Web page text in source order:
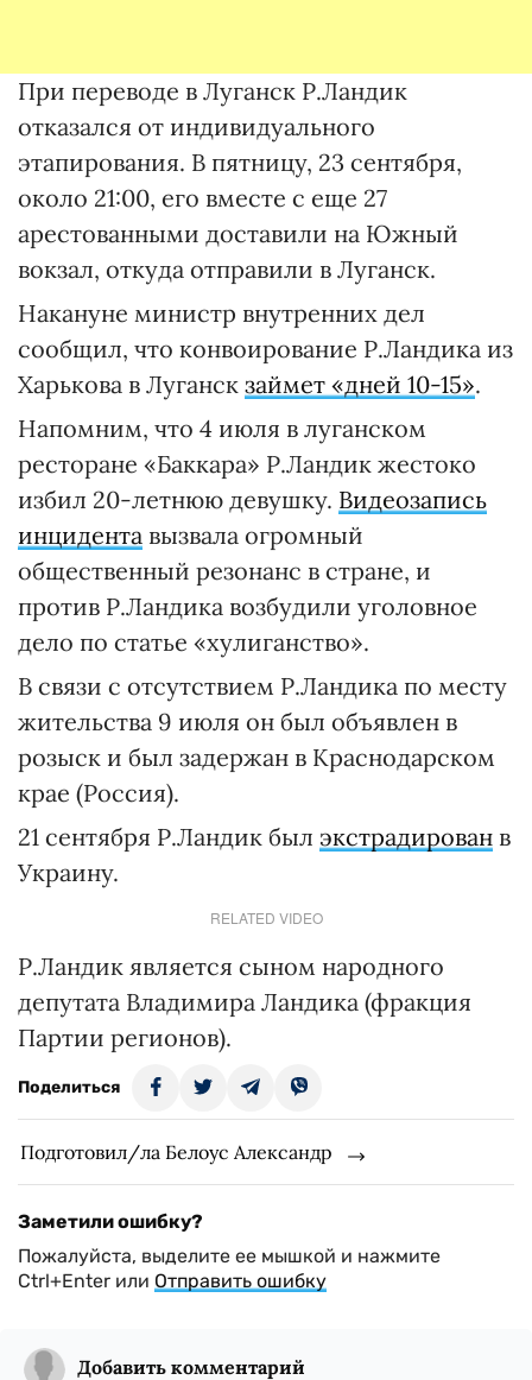
При переводе в Луганск Р.Ландик
отказался от индивидуального
этапирования. В пятницу, 23 сентября,
около 21:00, его вместе с еще 27
арестованными доставили на Южный
вокзал, откуда отправили в Луганск.
Накануне министр внутренних дел
сообщил, что конвоирование Р.Ландика из
Харькова в Луганск займет «дней 10-15».
Напомним, что 4 июля в луганском
ресторане «Баккара» Р.Ландик жестоко
избил 20-летнюю девушку. Видеозапись
инцидента вызвала огромный
общественный резонанс в стране, и
против Р.Ландика возбудили уголовное
дело по статье «хулиганство».
В связи с отсутствием Р.Ландика по месту
жительства 9 июля он был объявлен в
розыск и был задержан в Краснодарском
крае (Россия).
21 сентября Р.Ландик был экстрадирован в
Украину.
RELATED VIDEO
Р.Ландик является сыном народного
депутата Владимира Ландика (фракция
Партии регионов).
Поделиться
Подготовил/ла Белоус Александр
Заметили ошибку?
Пожалуйста, выделите ее мышкой и нажмите
Ctrl+Enter или Отправить ошибку
Добавить комментарий